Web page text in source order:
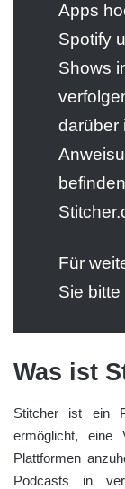
Apps
Spotify
Shows
darüber
Für
Sie
Was ist
Stitcher ist ein
ermöglicht, eine
Plattformen
Podcasts in